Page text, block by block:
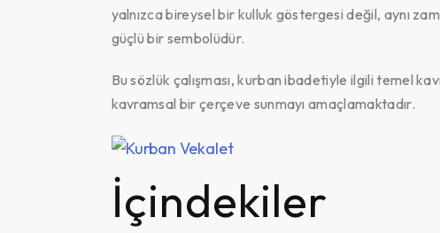
yalnızca bireysel bir kulluk göstergesi değil, aynı
güçlü bir sembolüdür.
Bu sözlük çalışması, kurban ibadetiyle ilgili temel
kavramsal bir çerçeve sunmayı amaçlamaktadır.
İçindekiler